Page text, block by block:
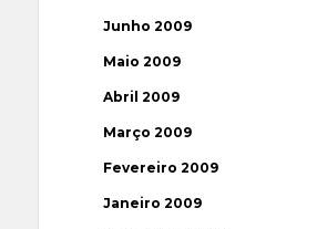
Junho 2009
Maio 2009
Abril 2009
Março 2009
Fevereiro 2009
Janeiro 2009